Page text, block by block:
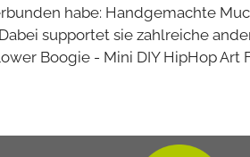
habe: Handgemachte
supportet sie zahlreiche
Boogie - Mini DIY HipHop Art